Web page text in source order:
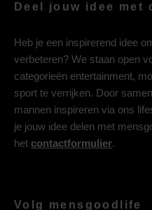
Deel jouw idee met
Heb je een inspirerend idee
verbeteren? We staan open
categorieën entertainment,
sport te verrijken. Door
mannen inspireren via ons
je jouw idee delen met
het contactformulier.
Volg mensgoodlife